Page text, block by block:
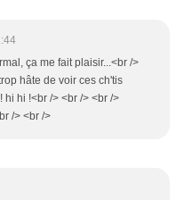
ça me fait plaisir...<br />
hâte de voir ces ch'tis
hi hi !<br /> <br /> <br />
/> <br />